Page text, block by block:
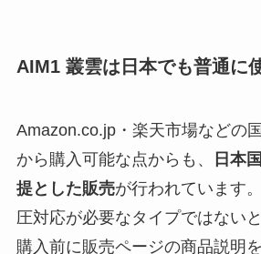
AIM1 叢雲は日本でも普通に
Amazon.co.jp・楽天市場などの
から購入可能な点からも、
日本
提とした販売が行われています
圧対応が必要なタイプではない
購入前に販売ページの商品説明